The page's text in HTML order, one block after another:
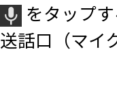
をタップ
送話口（マイ